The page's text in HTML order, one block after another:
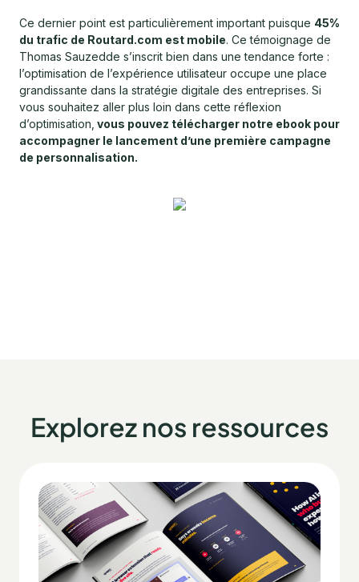
Ce dernier point est particulièrement important puisque 45%
du trafic de Routard.com est mobile. Ce témoignage de
Thomas Sauzedde s’inscrit bien dans une tendance forte :
l’optimisation de l’expérience utilisateur occupe une place
grandissante dans la stratégie digitale des entreprises. Si
vous souhaitez aller plus loin dans cette réflexion
d’optimisation, vous pouvez télécharger notre ebook pour
accompagner le lancement d’une première campagne
de personnalisation.
Explorez nos ressources